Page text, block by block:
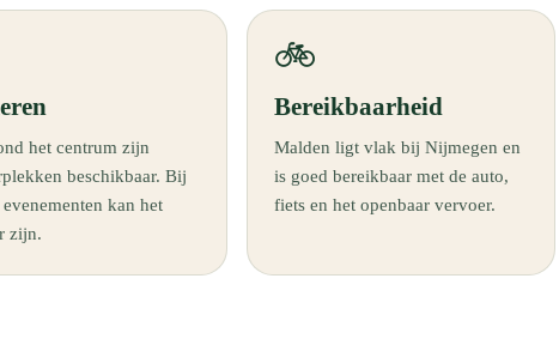
het centrum zijn
beschikbaar. Bij
evenementen kan het
zijn.
🚲
Bereikbaarheid
Malden ligt vlak bij Nijmegen en
is goed bereikbaar met de auto,
fiets en het openbaar vervoer.